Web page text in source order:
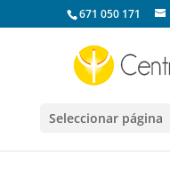
671 050 171
Seleccionar página